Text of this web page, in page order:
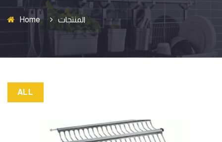
Home المنتجات
ALL